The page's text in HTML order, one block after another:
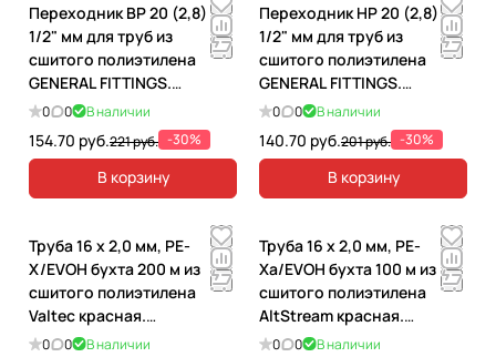
Переходник ВР 20 (2,8) x
1/2" мм для труб из
сшитого полиэтилена
GENERAL FITTINGS.
340002RH42028A
0 0 В наличии
154.70 руб.221 руб. -30%
В корзину
Переходник НР 20 (2,8) x
1/2" мм для труб из
сшитого полиэтилена
GENERAL FITTINGS.
340001H042028A
0 0 В наличии
140.70 руб.201 руб. -30%
В корзину
Труба 16 х 2,0 мм, PE-
X/EVOH бухта 200 м из
сшитого полиэтилена
Valtec красная.
VP1620.3.200
0 0 В наличии
Труба 16 х 2,0 мм, PE-
Xa/EVOH бухта 100 м из
сшитого полиэтилена
AltStream красная.
019010201
0 0 В наличии